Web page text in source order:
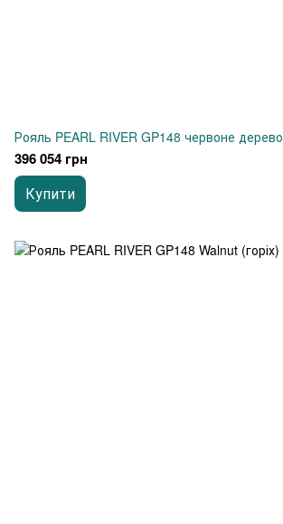
Рояль PEARL RIVER GP148 червоне дерево
396 054 грн
Купити